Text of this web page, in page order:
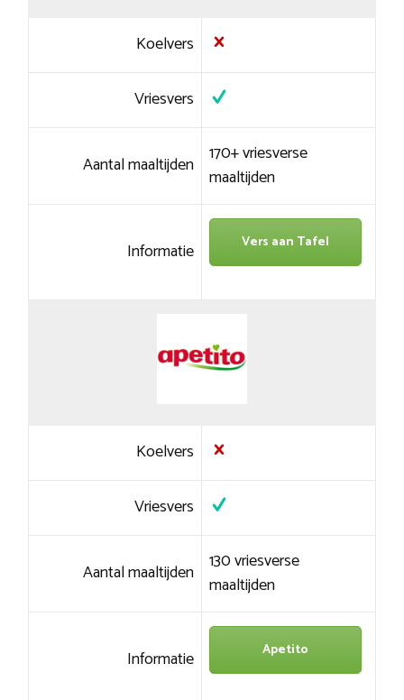
Koelvers
Vriesvers
Aantal maaltijden 170+ vriesverse
maaltijden
Informatie Vers aan Tafel
Koelvers
Vriesvers
Aantal maaltijden 130 vriesverse
maaltijden
Informatie Apetito